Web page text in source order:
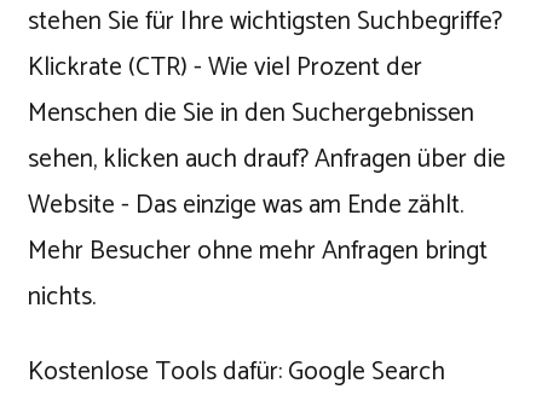
stehen Sie für Ihre wichtigsten Suchbegriffe?
Klickrate (CTR) - Wie viel Prozent der
Menschen die Sie in den Suchergebnissen
sehen, klicken auch drauf? Anfragen über die
Website - Das einzige was am Ende zählt.
Mehr Besucher ohne mehr Anfragen bringt
nichts.
Kostenlose Tools dafür: Google Search